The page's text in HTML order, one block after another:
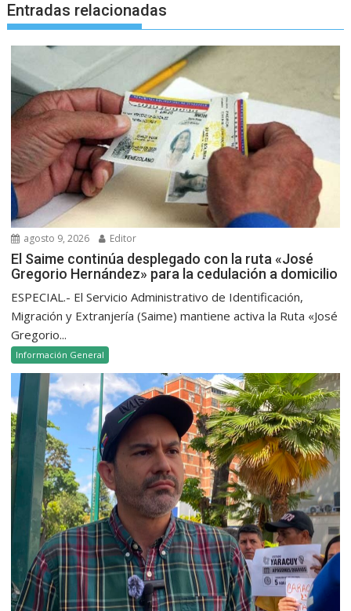
Entradas relacionadas
agosto 9, 2026 Editor
El Saime continúa desplegado con la ruta «José
Gregorio Hernández» para la cedulación a domicilio
ESPECIAL.- El Servicio Administrativo de Identificación,
Migración y Extranjería (Saime) mantiene activa la Ruta «José
Gregorio...
Información General